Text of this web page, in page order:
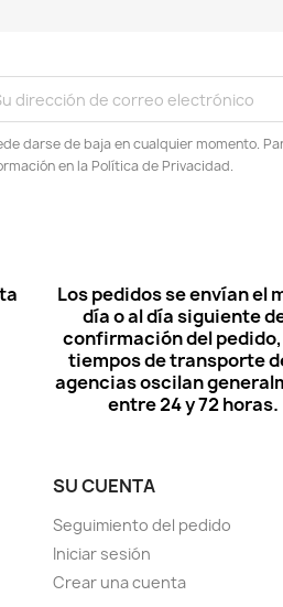
darse de baja en cualquier momento.
en la Política de Privacidad.
Los pedidos se envían el
día o al día siguiente
confirmación del pedido,
tiempos de transporte
agencias oscilan
entre 24 y 72 horas.
SU CUENTA
Seguimiento del pedido
Iniciar sesión
Crear una cuenta